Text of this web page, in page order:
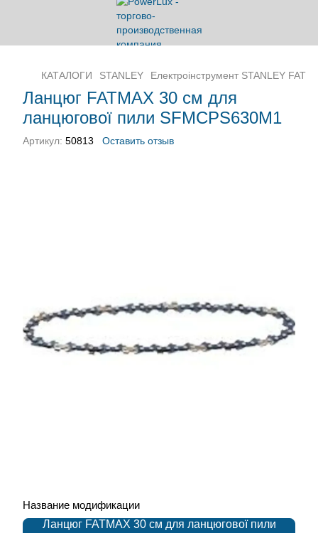
КАТАЛОГИ STANLEY Електроінструмент STANLEY
Ланцюг FATMAX 30 см для
ланцюгової пили SFMCPS630M1
Артикул: 50813 Оставить отзыв
Название модификации
Ланцюг FATMAX 30 см для ланцюгової пили